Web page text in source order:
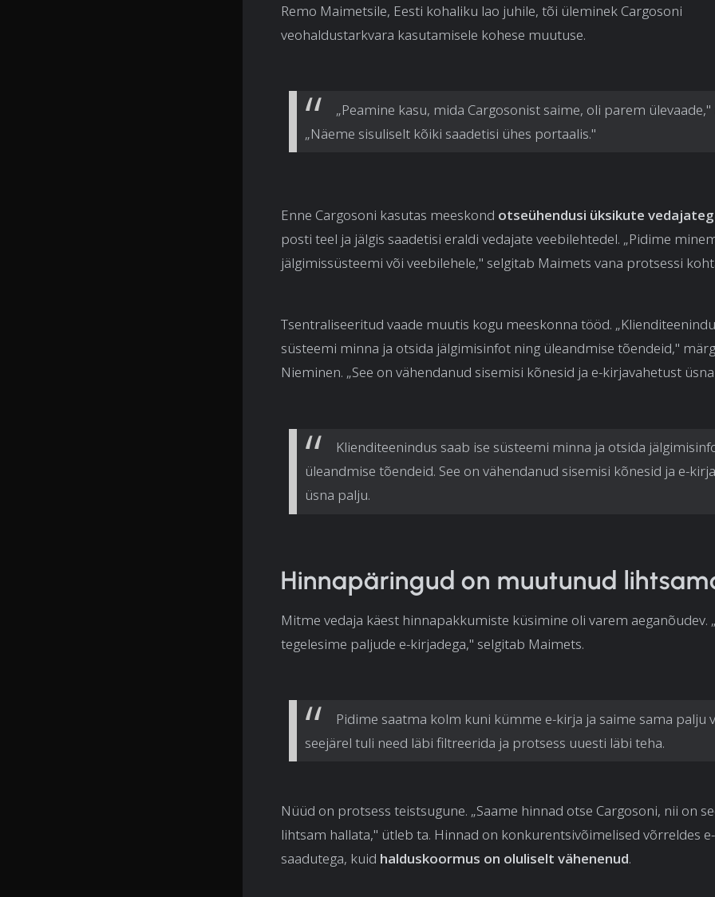
Remo Maimetsile, Eesti kohaliku lao juhile, tõi üleminek Cargosoni
veohaldustarkvara kasutamisele kohese muutuse.
„Peamine kasu, mida Cargosonist saime, oli parem
„Näeme sisuliselt kõiki saadetisi ühes portaalis."
Enne Cargosoni kasutas meeskond otseühendusi üksikute
posti teel ja jälgis saadetisi eraldi vedajate veebilehtedel. „Pidime
jälgimissüsteemi või veebilehele," selgitab Maimets vana protsessi
Tsentraliseeritud vaade muutis kogu meeskonna tööd.
süsteemi minna ja otsida jälgimisinfot ning üleandmise tõendeid,"
Nieminen. „See on vähendanud sisemisi kõnesid ja e-kirjavahetust
Klienditeenindus saab ise süsteemi minna ja otsida
üleandmise tõendeid. See on vähendanud sisemisi kõnesid ja e-
üsna palju.
Hinnapäringud on muutunud
Mitme vedaja käest hinnapakkumiste küsimine oli varem aeganõudev.
tegelesime paljude e-kirjadega," selgitab Maimets.
Pidime saatma kolm kuni kümme e-kirja ja saime sama palju
seejärel tuli need läbi filtreerida ja protsess uuesti läbi teha.
Nüüd on protsess teistsugune. „Saame hinnad otse Cargosoni, nii on
lihtsam hallata," ütleb ta. Hinnad on konkurentsivõimelised võrreldes
saadutega, kuid halduskoormus on oluliselt vähenenud.